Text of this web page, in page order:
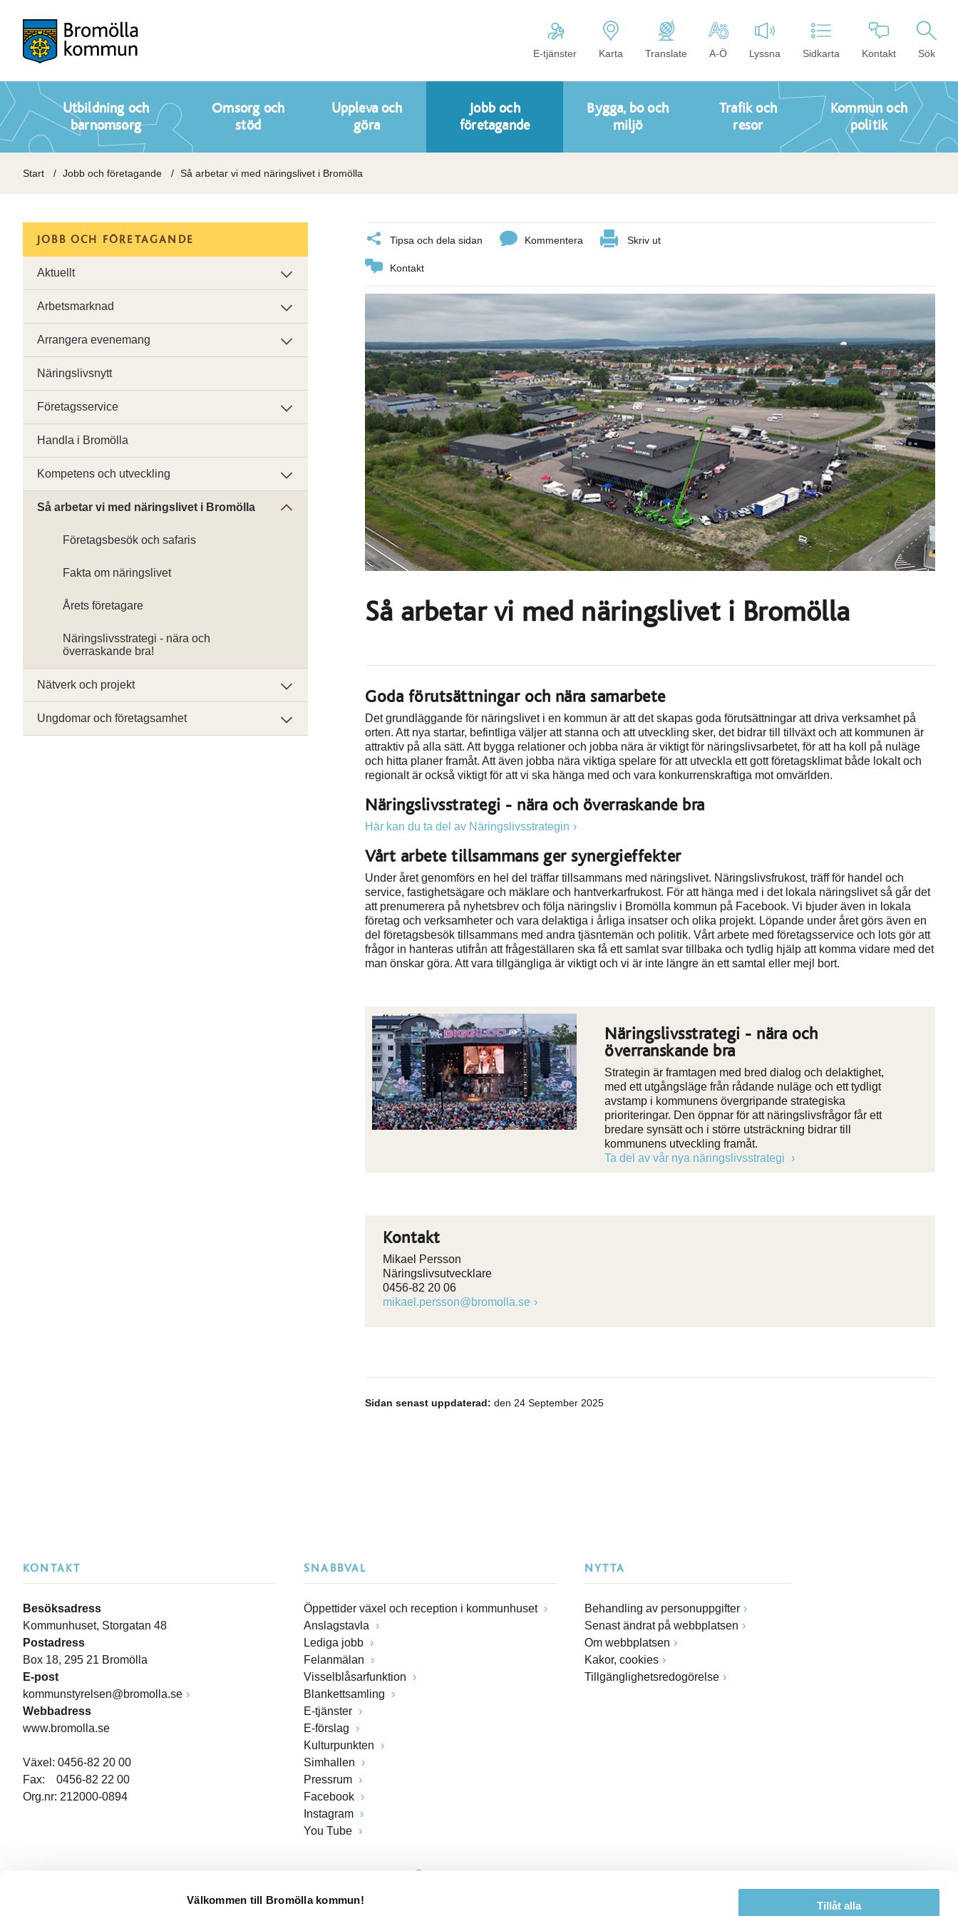
Välkommen till Bromölla kommun! Tillåt alla
E-tjänster Karta Translate A-Ö Lyssna Sidkarta Kontakt Sök
Utbildning och
barnomsorg
Omsorg och
stöd
Uppleva och
göra
Jobb och
företagande
Bygga, bo och
miljö
Trafik och
resor
Kommun och
politik
Start Jobb och företagande Så arbetar vi med näringslivet i Bromölla
Tipsa och dela sidan Kommentera Skriv ut
Kontakt
Så arbetar vi med näringslivet i Bromölla
Goda förutsättningar och nära samarbete
Det grundläggande för näringslivet i en kommun är att det skapas goda förutsättningar att driva verksamhet på
orten. Att nya startar, befintliga väljer att stanna och att utveckling sker, det bidrar till tillväxt och att kommunen är
attraktiv på alla sätt. Att bygga relationer och jobba nära är viktigt för näringslivsarbetet, för att ha koll på nuläge
och hitta planer framåt. Att även jobba nära viktiga spelare för att utveckla ett gott företagsklimat både lokalt och
regionalt är också viktigt för att vi ska hänga med och vara konkurrenskraftiga mot omvärlden.
Näringslivsstrategi - nära och överraskande bra
Här kan du ta del av Näringslivsstrategin
Vårt arbete tillsammans ger synergieffekter
Under året genomförs en hel del träffar tillsammans med näringslivet. Näringslivsfrukost, träff för handel och
service, fastighetsägare och mäklare och hantverkarfrukost. För att hänga med i det lokala näringslivet så går det
att prenumerera på nyhetsbrev och följa näringsliv i Bromölla kommun på Facebook. Vi bjuder även in lokala
företag och verksamheter och vara delaktiga i årliga insatser och olika projekt. Löpande under året görs även en
del företagsbesök tillsammans med andra tjäsntemän och politik. Vårt arbete med företagsservice och lots gör att
frågor in hanteras utifrån att frågeställaren ska få ett samlat svar tillbaka och tydlig hjälp att komma vidare med det
man önskar göra. Att vara tillgängliga är viktigt och vi är inte längre än ett samtal eller mejl bort.
Näringslivsstrategi - nära och
överranskande bra
Strategin är framtagen med bred dialog och delaktighet,
med ett utgångsläge från rådande nuläge och ett tydligt
avstamp i kommunens övergripande strategiska
prioriteringar. Den öppnar för att näringslivsfrågor får ett
bredare synsätt och i större utsträckning bidrar till
kommunens utveckling framåt.
Ta del av vår nya näringslivsstrategi
Kontakt
Mikael Persson
Näringslivsutvecklare
0456-82 20 06
mikael.persson@bromolla.se
Sidan senast uppdaterad: den 24 September 2025
JOBB OCH FÖRETAGANDE
Aktuellt
Arbetsmarknad
Arrangera evenemang
Näringslivsnytt
Företagsservice
Handla i Bromölla
Kompetens och utveckling
Så arbetar vi med näringslivet i Bromölla
Företagsbesök och safaris
Fakta om näringslivet
Årets företagare
Näringslivsstrategi - nära och
överraskande bra!
Nätverk och projekt
Ungdomar och företagsamhet
KONTAKT
Besöksadress
Kommunhuset, Storgatan 48
Postadress
Box 18, 295 21 Bromölla
E-post
kommunstyrelsen@bromolla.se
Webbadress
www.bromolla.se
Växel: 0456-82 20 00
Fax: 0456-82 22 00
Org.nr: 212000-0894
SNABBVAL
Öppettider växel och reception i kommunhuset
Anslagstavla
Lediga jobb
Felanmälan
Visselblåsarfunktion
Blankettsamling
E-tjänster
E-förslag
Kulturpunkten
Simhallen
Pressrum
Facebook
Instagram
You Tube
NYTTA
Behandling av personuppgifter
Senast ändrat på webbplatsen
Om webbplatsen
Kakor, cookies
Tillgänglighetsredogörelse